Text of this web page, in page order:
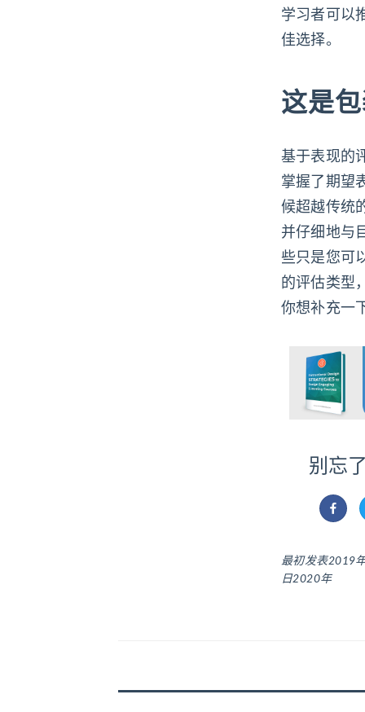
学习者可以
佳选择。
这是
基于表现的
掌握了期望
候超越传统
并仔细地与
些只是您可
的评估类型
你想补充一
别忘
最初发表2019
日2020年